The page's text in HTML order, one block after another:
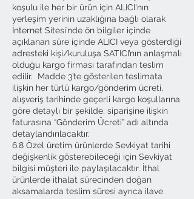
koşulu ile her bir ürün için ALICI'nın
yerleşim yerinin uzaklığına bağlı olarak
İnternet Sitesi’nde ön bilgiler içinde
açıklanan süre içinde ALICI veya gösterdiği
adresteki kişi/kuruluşa SATICI’nın anlaşmalı
olduğu kargo firması tarafından teslim
edilir. Madde 3’te gösterilen teslimata
ilişkin her türlü kargo/gönderim ücreti,
alışveriş tarihinde geçerli kargo koşullarına
göre detaylı bir şekilde, siparişine ilişkin
faturasına “Gönderim Ücreti” adı altında
detaylandırılacaktır.
6.8 Özel üretim ürünlerde Sevkiyat tarihi
değişkenlik gösterebileceği için Sevkiyat
bilgisi müşteri ile paylaşılacaktır. İthal
ürünlerde ithalat sürecinden doğan
aksamalarda teslim süresi ayrıca ilave